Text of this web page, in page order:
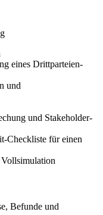
eines Drittparteien-
und
und Stakeholder-
Checkliste für einen
Befunde und